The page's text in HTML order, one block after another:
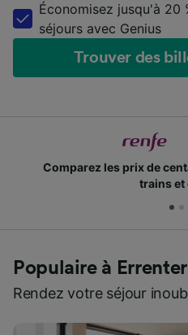
Économisez jusqu'à 20
séjours avec Genius
Trouver des
Comparez les prix de
trains et
Populaire à
Rendez votre séjour